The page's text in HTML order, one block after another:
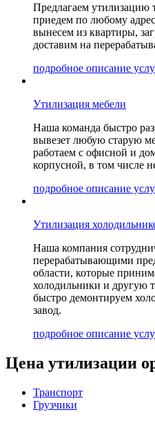
Предлагаем утилизацию
приедем по любому
вынесем из квартиры,
доставим на
подробное описание
Утилизация мебели
Наша команда быстро
вывезет любую старую
работаем с офисной и
корпусной, в том числе
подробное описание
Утилизация
Наша компания
перерабатывающими
области, которые
холодильники и другую
быстро демонтируем
завод.
подробное описание
Цена утилизации
Транспорт
Грузчики